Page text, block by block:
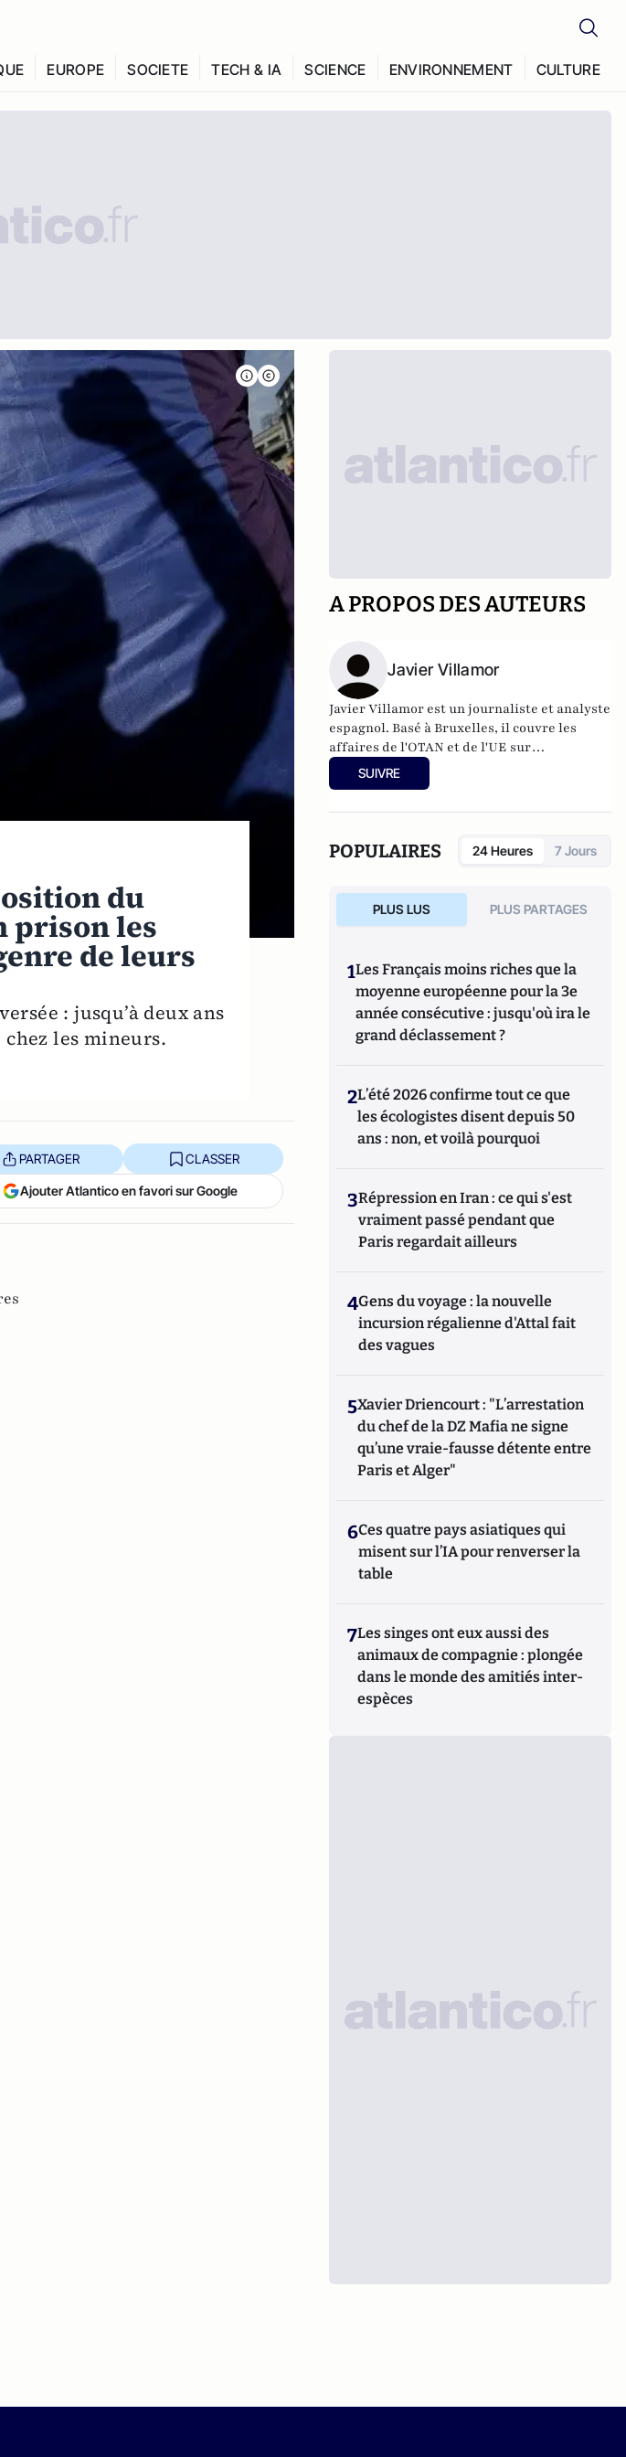
EUROPE SOCIETE TECH & IA SCIENCE ENVIRONNEMENT CULTURE
du
prison les
de leurs
: jusqu’à deux ans
les mineurs.
PARTAGER CLASSER
Ajouter Atlantico en favori sur Google
A PROPOS DES AUTEURS
Javier Villamor
Javier Villamor est un journaliste et analyste
espagnol. Basé à Bruxelles, il couvre les
affaires de l'OTAN et de l'UE sur
europeanconservative.com
17 ans d'expérience dans les domaines de la
que consultant et fournit des informations
stratégiques sur les affaires mondiales et
SUIVRE
POPULAIRES 24 Heures 7 Jours
PLUS LUS PLUS PARTAGES
1Les Français moins riches que la
moyenne européenne pour la 3e
année consécutive : jusqu'où ira le
grand déclassement ?
2L’été 2026 confirme tout ce que
les écologistes disent depuis 50
ans : non, et voilà pourquoi
3Répression en Iran : ce qui s'est
vraiment passé pendant que
Paris regardait ailleurs
4Gens du voyage : la nouvelle
incursion régalienne d'Attal fait
des vagues
5Xavier Driencourt : "L’arrestation
du chef de la DZ Mafia ne signe
qu’une vraie-fausse détente entre
Paris et Alger"
6Ces quatre pays asiatiques qui
misent sur l’IA pour renverser la
table
7Les singes ont eux aussi des
animaux de compagnie : plongée
dans le monde des amitiés inter-
espèces